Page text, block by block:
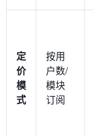
定
价
模
式
按用
户数/
模块
订阅